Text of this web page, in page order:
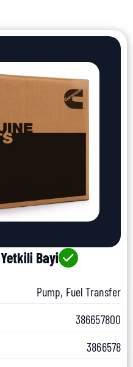
Yetkili Bayi
Pump, Fuel Transfer
386657800
3866578